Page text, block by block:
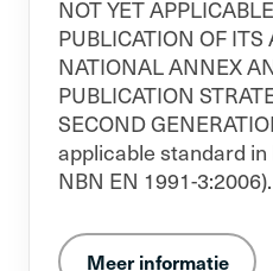
NOT YET
PUBLICATION OF
NATIONAL ANNEX
PUBLICATION
SECOND
applicable standard
NBN EN 1991-3:2006).
Meer informatie